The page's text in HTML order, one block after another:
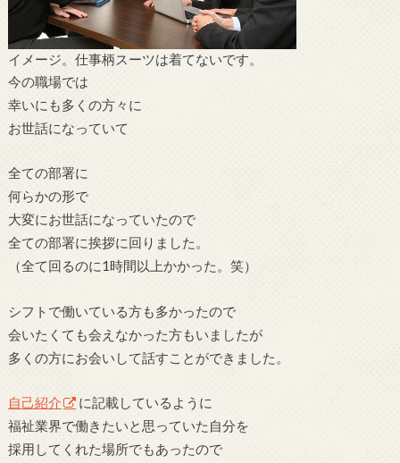
イメージ。仕事柄スーツは着てないです。
今の職場では
幸いにも多くの方々に
お世話になっていて
全ての部署に
何らかの形で
大変にお世話になっていたので
全ての部署に挨拶に回りました。
（全て回るのに1時間以上かかった。笑）
シフトで働いている方も多かったので
会いたくても会えなかった方もいましたが
多くの方にお会いして話すことができました。
自己紹介
に記載しているように
福祉業界で働きたいと思っていた自分を
採用してくれた場所でもあったので